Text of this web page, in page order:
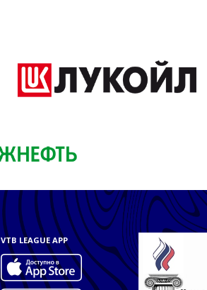
VTB LEAGUE APP